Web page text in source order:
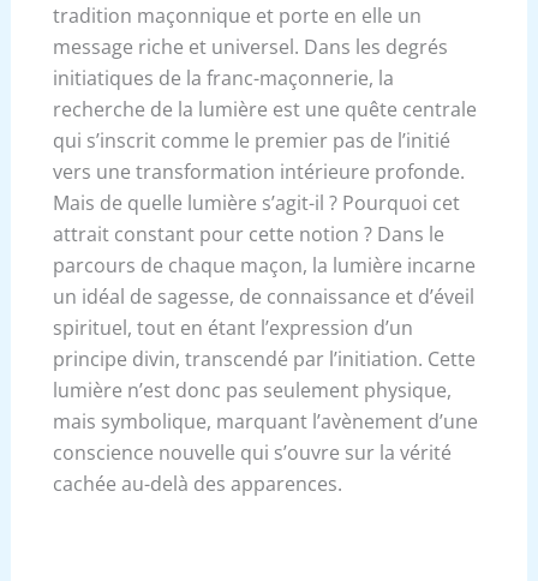
tradition maçonnique et porte en elle un
message riche et universel. Dans les degrés
initiatiques de la franc-maçonnerie, la
recherche de la lumière est une quête centrale
qui s’inscrit comme le premier pas de l’initié
vers une transformation intérieure profonde.
Mais de quelle lumière s’agit-il ? Pourquoi cet
attrait constant pour cette notion ? Dans le
parcours de chaque maçon, la lumière incarne
un idéal de sagesse, de connaissance et d’éveil
spirituel, tout en étant l’expression d’un
principe divin, transcendé par l’initiation. Cette
lumière n’est donc pas seulement physique,
mais symbolique, marquant l’avènement d’une
conscience nouvelle qui s’ouvre sur la vérité
cachée au-delà des apparences.